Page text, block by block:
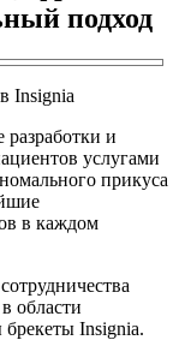
подход
и
услугами
прикуса
в каждом
области
Insignia.